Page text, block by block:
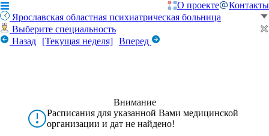
О проекте
Контакты
Ярославская областная психиатрическая больница
Выберите специальность
Назад
[Текущая неделя] Вперед
Внимание
Расписания для указанной Вами медицинской
организации и дат не найдено!